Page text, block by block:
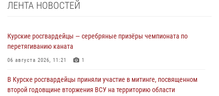
ЛЕНТА НОВОСТЕЙ
Курские росгвардейцы — серебряные призёры чемпионата по
перетягиванию каната
06 августа 2026, 11:21 1
В Курске росгвардейцы приняли участие в митинге, посвященном
второй годовщине вторжения ВСУ на территорию области